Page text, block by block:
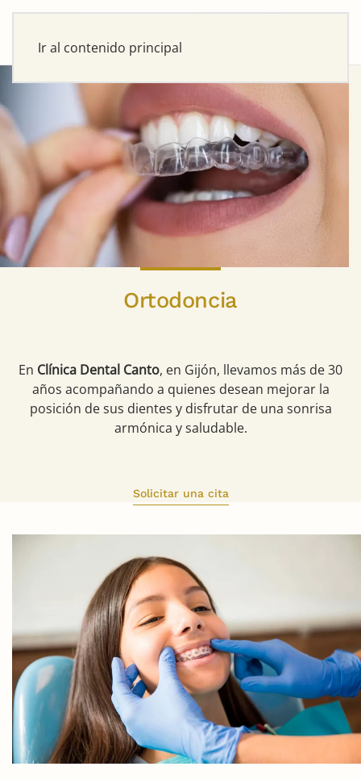
Ir al contenido principal
Ortodoncia
En Clínica Dental Canto, en Gijón, llevamos más de 30
años acompañando a quienes desean mejorar la
posición de sus dientes y disfrutar de una sonrisa
armónica y saludable.
Solicitar una cita